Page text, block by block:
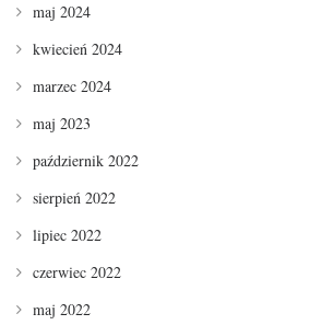
maj 2024
kwiecień 2024
marzec 2024
maj 2023
październik 2022
sierpień 2022
lipiec 2022
czerwiec 2022
maj 2022